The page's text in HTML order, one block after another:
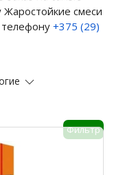
смеси
+375 (29)
Фильтр